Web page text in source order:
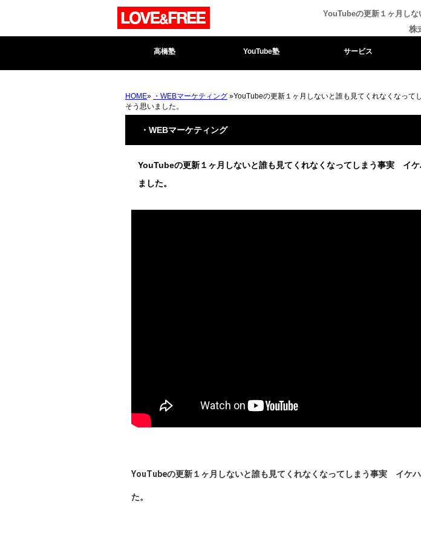
YouTubeの更新１ヶ月し
株
高橋塾 YouTube塾 サービス
HOME» ・WEBマーケティング »YouTubeの更新１ヶ月しないと誰も見てくれなくなっ
そう思いました。
・WEBマーケティング
YouTubeの更新１ヶ月しないと誰も見てくれなくなってしまう事実 イ
ました。
YouTubeの更新１ヶ月しないと誰も見てくれなくなってしまう事実 イケ
た。